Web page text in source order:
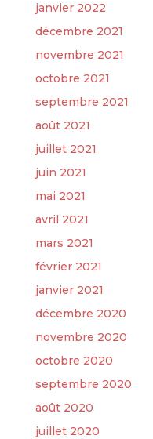
janvier 2022
décembre 2021
novembre 2021
octobre 2021
septembre 2021
août 2021
juillet 2021
juin 2021
mai 2021
avril 2021
mars 2021
février 2021
janvier 2021
décembre 2020
novembre 2020
octobre 2020
septembre 2020
août 2020
juillet 2020